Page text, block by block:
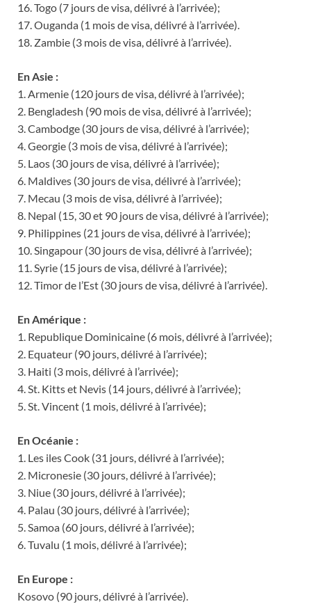
16. Togo (7 jours de visa, délivré à l’arrivée);
17. Ouganda (1 mois de visa, délivré à l’arrivée).
18. Zambie (3 mois de visa, délivré à l’arrivée).
En Asie :
1. Armenie (120 jours de visa, délivré à l’arrivée);
2. Bengladesh (90 mois de visa, délivré à l’arrivée);
3. Cambodge (30 jours de visa, délivré à l’arrivée);
4. Georgie (3 mois de visa, délivré à l’arrivée);
5. Laos (30 jours de visa, délivré à l’arrivée);
6. Maldives (30 jours de visa, délivré à l’arrivée);
7. Mecau (3 mois de visa, délivré à l’arrivée);
8. Nepal (15, 30 et 90 jours de visa, délivré à l’arrivée);
9. Philippines (21 jours de visa, délivré à l’arrivée);
10. Singapour (30 jours de visa, délivré à l’arrivée);
11. Syrie (15 jours de visa, délivré à l’arrivée);
12. Timor de l’Est (30 jours de visa, délivré à l’arrivée).
En Amérique :
1. Republique Dominicaine (6 mois, délivré à l’arrivée);
2. Equateur (90 jours, délivré à l’arrivée);
3. Haiti (3 mois, délivré à l’arrivée);
4. St. Kitts et Nevis (14 jours, délivré à l’arrivée);
5. St. Vincent (1 mois, délivré à l’arrivée);
En Océanie :
1. Les iles Cook (31 jours, délivré à l’arrivée);
2. Micronesie (30 jours, délivré à l’arrivée);
3. Niue (30 jours, délivré à l’arrivée);
4. Palau (30 jours, délivré à l’arrivée);
5. Samoa (60 jours, délivré à l’arrivée);
6. Tuvalu (1 mois, délivré à l’arrivée);
En Europe :
Kosovo (90 jours, délivré à l’arrivée).